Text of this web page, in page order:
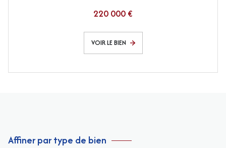
220 000 €
VOIR LE BIEN
Affiner par type de bien